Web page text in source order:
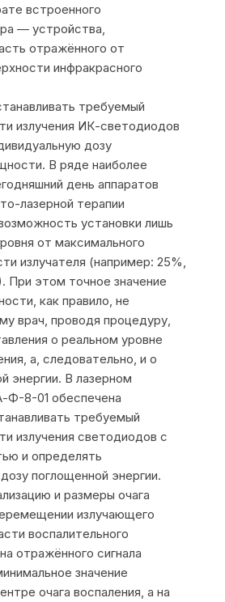
встроенного
— устройства,
отражённого от
инфракрасного
требуемый
излучения ИК-светодиодов
дозу
В ряде наиболее
день аппаратов
лазерной терапии
установки лишь
от максимального
излучателя (например: 25%,
При этом точное значение
как правило, не
врач, проводя процедуру,
о реальном уровне
а, следовательно, и о
энергии. В лазерном
8-01 обеспечена
требуемый
излучения светодиодов с
и определять
поглощенной энергии.
и размеры очага
излучающего
воспалительного
отражённого сигнала
значение
очага воспаления, а на